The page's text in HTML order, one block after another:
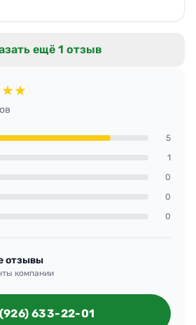
ещё 1 отзыв
★★
5
1
0
0
0
отзывы
компании
633-22-01